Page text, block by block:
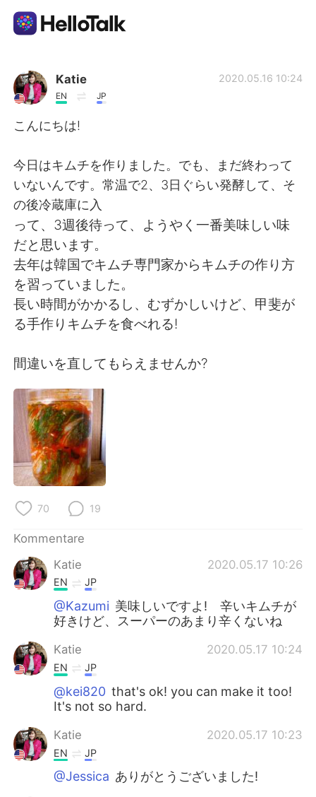
Sprachaustausch-App
AI Grammar Checker
English
繁體中文
العربية
日本語 한국어
Русский ไทย
Indonesia
Türkçe
Português
Katie
EN JP
2020.05.16 10:24
こんにちは!
今日はキムチを作りました。でも、まだ終わって
いないんです。常温で2、3日ぐらい発酵して、そ
の後冷蔵庫に入
って、3週後待って、ようやく一番美味しい味
だと思います。
去年は韓国でキムチ専門家からキムチの作り方
を習っていました。
長い時間がかかるし、むずかしいけど、甲斐が
る手作りキムチを食べれる!
間違いを直してもらえませんか?
70 19
Kommentare
Katie
2020.05.17 10:26
EN JP
@Kazumi 美味しいですよ! 辛いキムチが
好きけど、スーパーのあまり辛くないね
Katie 2020.05.17 10:24
EN JP
@kei820 that's ok! you can make it too!
It's not so hard.
Katie 2020.05.17 10:23
EN JP
@Jessica ありがとうございました!